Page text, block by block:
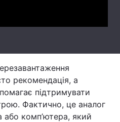
рекомендація, а
підтримувати
Фактично, це аналог
або комп’ютера, який